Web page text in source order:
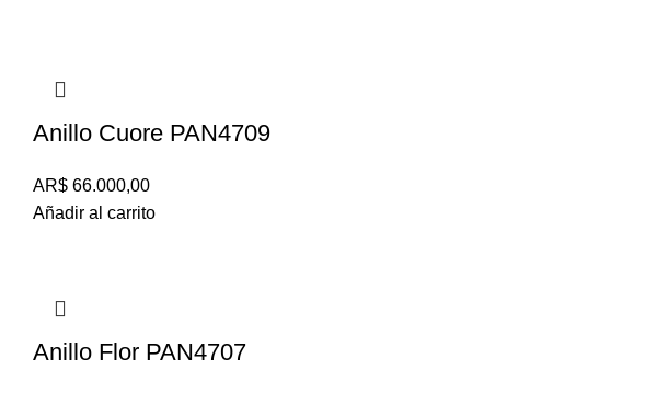
Anillo Cuore PAN4709
AR$ 66.000,00
Añadir al carrito
Anillo Flor PAN4707